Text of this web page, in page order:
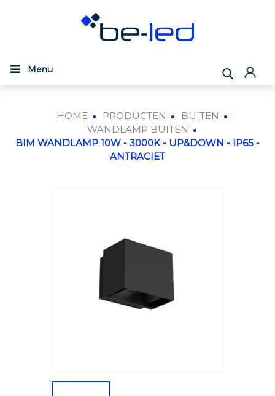
Menu
HOME PRODUCTEN
BUITEN
WANDLAMP BUITEN
BIM WANDLAMP 10W - 3000K - UP&DOWN - IP65 -
ANTRACIET